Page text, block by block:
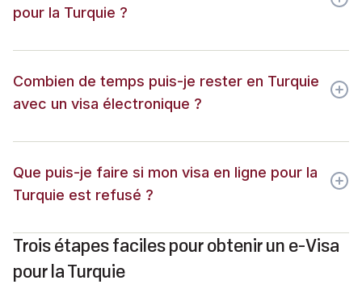
pour la Turquie ?
Combien de temps puis-je rester en Turquie
avec un visa électronique ?
Que puis-je faire si mon visa en ligne pour la
Turquie est refusé ?
Trois étapes faciles pour obtenir un e-Visa
pour la Turquie